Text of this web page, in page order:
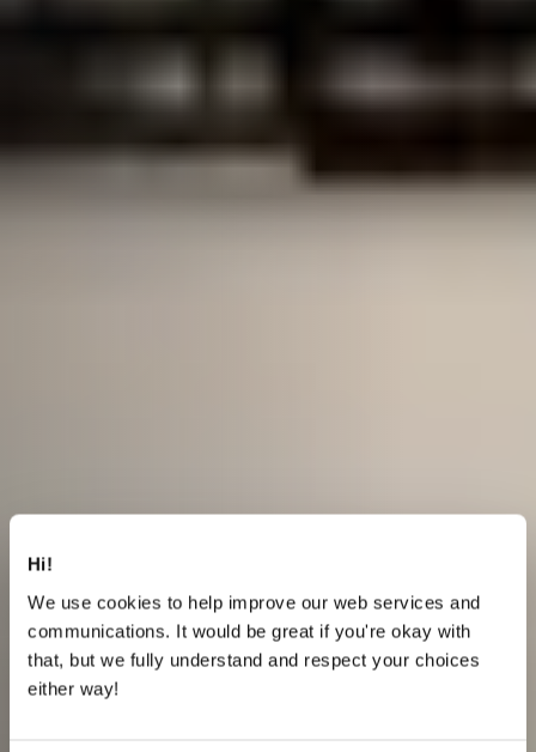
Hi!
We use cookies to help improve our web services and
communications. It would be great if you're okay with
that, but we fully understand and respect your choices
either way!